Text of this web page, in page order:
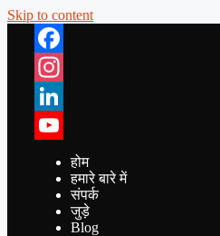
Skip to content
Facebook
Instagram
LinkedIn
YouTube
होम
हमारे बारे में
संपर्क
जुड़े
Blog